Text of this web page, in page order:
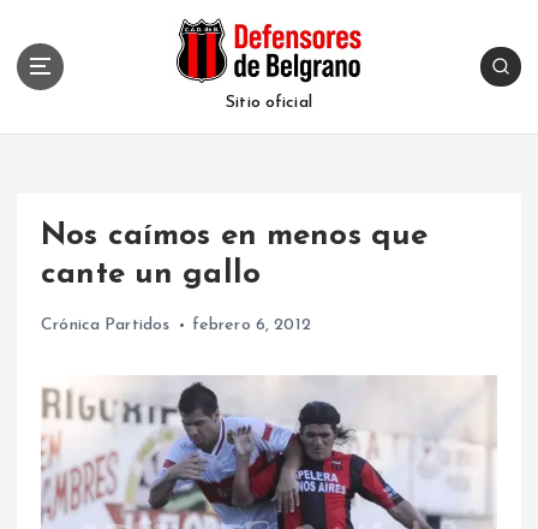
Sitio oficial
Nos caímos en menos que
cante un gallo
Crónica Partidos febrero 6, 2012